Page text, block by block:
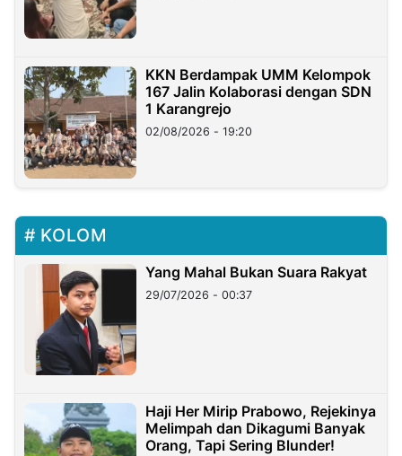
KKN Berdampak UMM Kelompok
167 Jalin Kolaborasi dengan SDN
1 Karangrejo
02/08/2026 - 19:20
KOLOM
Yang Mahal Bukan Suara Rakyat
29/07/2026 - 00:37
Haji Her Mirip Prabowo, Rejekinya
Melimpah dan Dikagumi Banyak
Orang, Tapi Sering Blunder!